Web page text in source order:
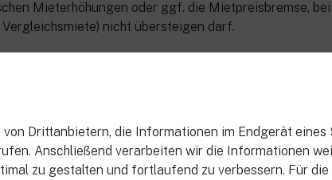
Drittanbietern, die Informationen im Endgerät eines
Anschließend verarbeiten wir die Informationen
zu gestalten und fortlaufend zu verbessern. Für die
Mieterhöhungen oder ggf. die Mietpreisbremse,
Vergleichsmiete) nicht übersteigen darf.
sind nur unter bestimmten Voraussetzungen
Erfahrung zeigt, dass viele Mieterhöhungen nicht die
entsprechend abgewehrt werden können.